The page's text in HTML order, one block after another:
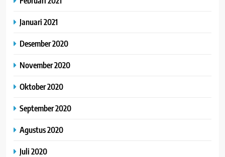
Januari 2021
Desember 2020
November 2020
Oktober 2020
September 2020
Agustus 2020
Juli 2020